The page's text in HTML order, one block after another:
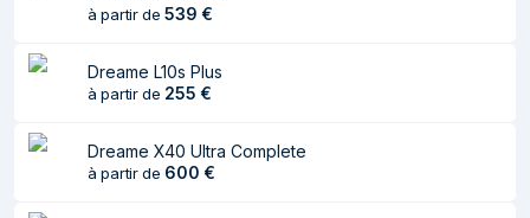
Contenu de l'emballage
Manuel d'utilisation
Station de base Oui
Cordon
d'alimentation
Oui
à partir de 539 €
Dreame L10s Plus
à partir de 255 €
Dreame X40 Ultra Complete
à partir de 600 €